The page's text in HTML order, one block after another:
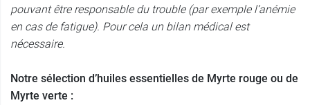
pouvant être responsable du trouble (par exemple l’anémie
en cas de fatigue). Pour cela un bilan médical est
nécessaire.
Notre sélection d’huiles essentielles de Myrte rouge ou de
Myrte verte :